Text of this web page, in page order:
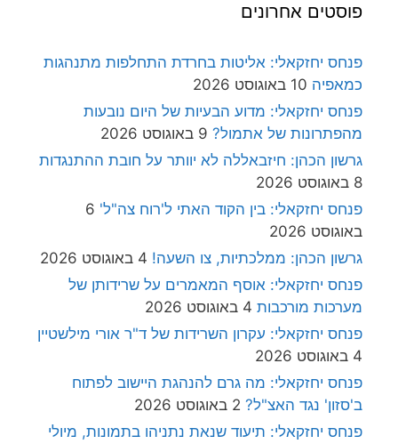
פוסטים אחרונים
פנחס יחזקאלי: אליטות בחרדת התחלפות מתנהגות
כמאפיה 10 באוגוסט 2026
פנחס יחזקאלי: מדוע הבעיות של היום נובעות
מהפתרונות של אתמול? 9 באוגוסט 2026
גרשון הכהן: חיזבאללה לא יוותר על חובת ההתנגדות
8 באוגוסט 2026
פנחס יחזקאלי: בין הקוד האתי ל'רוח צה"ל' 6
באוגוסט 2026
גרשון הכהן: ממלכתיות, צו השעה! 4 באוגוסט 2026
פנחס יחזקאלי: אוסף המאמרים על שרידותן של
מערכות מורכבות 4 באוגוסט 2026
פנחס יחזקאלי: עקרון השרידות של ד"ר אורי מילשטיין
4 באוגוסט 2026
פנחס יחזקאלי: מה גרם להנהגת היישוב לפתוח
ב'סזון' נגד האצ"ל? 2 באוגוסט 2026
פנחס יחזקאלי: תיעוד שנאת נתניהו בתמונות, מיולי